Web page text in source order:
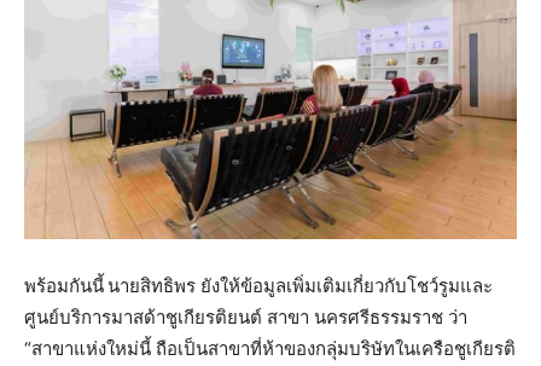
พร้อมกันนี้นายสิทธิพร ยังให้ข้อมูลเพิ่มเติมเกี่ยวกับโชว์รูมและ
ศูนย์บริการมาสด้าชูเกียรติยนต์ สาขา นครศรีธรรมราช ว่า
“สาขาแห่งใหม่นี้ ถือเป็นสาขาที่ห้าของกลุ่มบริษัทในเครือชูเกียรติ